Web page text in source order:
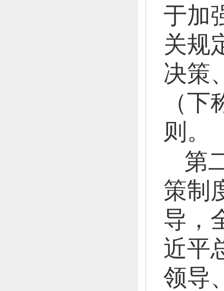
于加
关规
决策
（
则。
第
策制
导，
近平
领导